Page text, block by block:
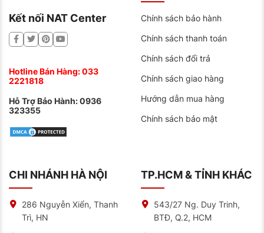
Kết nối NAT Center
Hotline Bán Hàng:033
2221818
Hỗ Trợ Bảo Hành:0936
323355
Chính sách bảo hành
Chính sách thanh toán
Chính sách đổi trả
Chính sách giao hàng
Hướng dẫn mua hàng
Chính sách bảo mật
CHI NHÁNH HÀ NỘI
286 Nguyễn Xiển, Thanh
Trì, HN
TP.HCM & TỈNH KHÁC
543/27 Ng. Duy Trinh,
BTĐ, Q.2, HCM